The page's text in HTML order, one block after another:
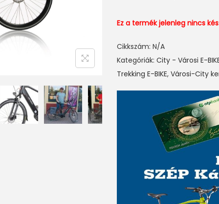
Ez a termék jelenleg nincs
Cikkszám: N/A
Kategóriák: City - Városi E-
Trekking E-BIKE, Városi-City